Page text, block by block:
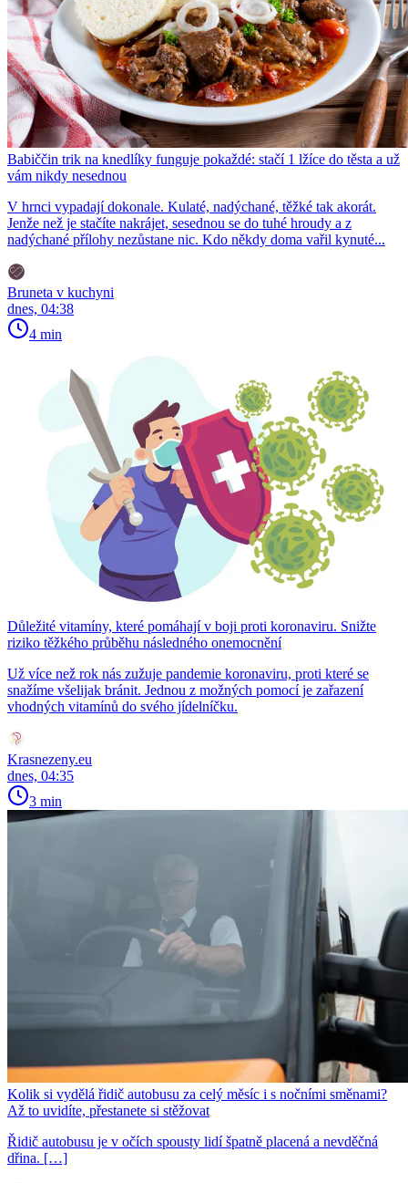
Babiččin trik na knedlíky funguje pokaždé: stačí 1 lžíce do těsta a už
vám nikdy nesednou
V hrnci vypadají dokonale. Kulaté, nadýchané, těžké tak akorát.
Jenže než je stačíte nakrájet, sesednou se do tuhé hroudy a z
nadýchané přílohy nezůstane nic. Kdo někdy doma vařil kynuté...
Bruneta v kuchyni
dnes, 04:38
4 min
Důležité vitamíny, které pomáhají v boji proti koronaviru. Snižte
riziko těžkého průběhu následného onemocnění
Už více než rok nás zužuje pandemie koronaviru, proti které se
snažíme všelijak bránit. Jednou z možných pomocí je zařazení
vhodných vitamínů do svého jídelníčku.
Krasnezeny.eu
dnes, 04:35
3 min
Kolik si vydělá řidič autobusu za celý měsíc i s nočními směnami?
Až to uvidíte, přestanete si stěžovat
Řidič autobusu je v očích spousty lidí špatně placená a nevděčná
dřina. […]